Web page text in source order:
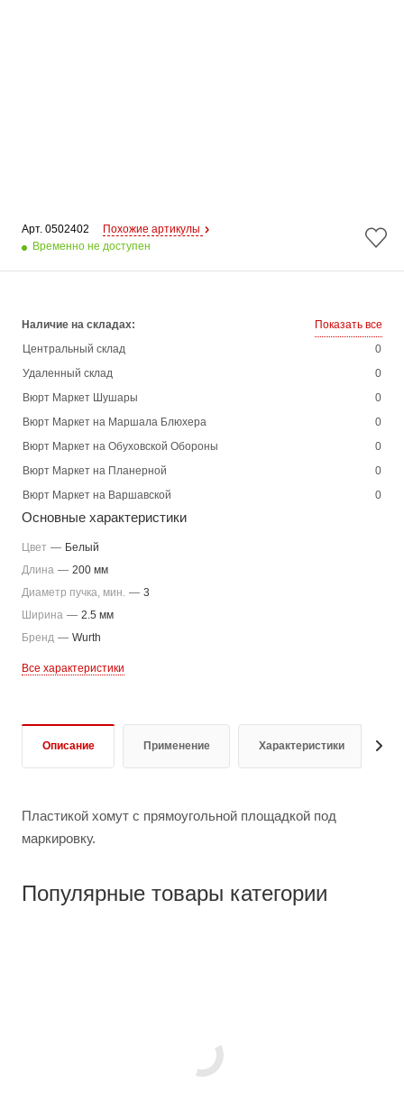
Арт. 0502402
Похожие артикулы
Временно не доступен
Наличие на складах:
Показать все
Центральный склад
0
Удаленный склад
0
Вюрт Маркет Шушары
0
Вюрт Маркет на Маршала Блюхера
0
Вюрт Маркет на Обуховской Обороны
0
Вюрт Маркет на Планерной
0
Вюрт Маркет на Варшавской
0
Основные характеристики
Цвет — Белый
Длина — 200 мм
Диаметр пучка, мин. — 3
Ширина — 2.5 мм
Бренд — Wurth
Все характеристики
Описание Применение Характеристики
Пластикой хомут с прямоугольной площадкой под
маркировку.
Популярные товары категории